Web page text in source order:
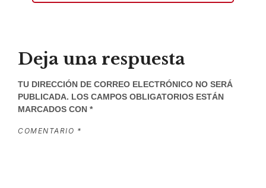
Deja una respuesta
TU DIRECCIÓN DE CORREO ELECTRÓNICO NO SERÁ
PUBLICADA. LOS CAMPOS OBLIGATORIOS ESTÁN
MARCADOS CON *
COMENTARIO *